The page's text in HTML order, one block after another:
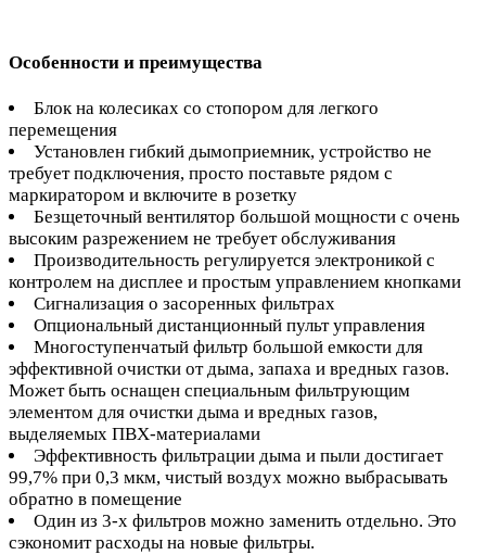
Особенности и преимущества
Блок на колесиках со стопором для легкого
перемещения
Установлен гибкий дымоприемник, устройство не
требует подключения, просто поставьте рядом с
маркиратором и включите в розетку
Безщеточный вентилятор большой мощности с очень
высоким разрежением не требует обслуживания
Производительность регулируется электроникой с
контролем на дисплее и простым управлением кнопками
Сигнализация о засоренных фильтрах
Опциональный дистанционный пульт управления
Многоступенчатый фильтр большой емкости для
эффективной очистки от дыма, запаха и вредных газов.
Может быть оснащен специальным фильтрующим
элементом для очистки дыма и вредных газов,
выделяемых ПВХ-материалами
Эффективность фильтрации дыма и пыли достигает
99,7% при 0,3 мкм, чистый воздух можно выбрасывать
обратно в помещение
Один из 3-х фильтров можно заменить отдельно. Это
сэкономит расходы на новые фильтры.